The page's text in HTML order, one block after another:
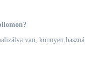
van, könnyen